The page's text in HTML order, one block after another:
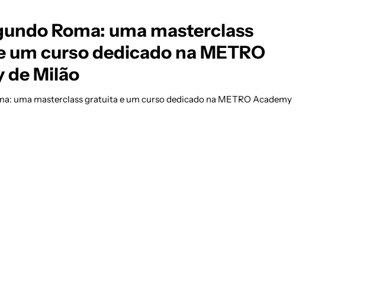
Roma: uma masterclass
um curso dedicado na METRO
de Milão
uma masterclass gratuita e um curso dedicado na METRO Academy